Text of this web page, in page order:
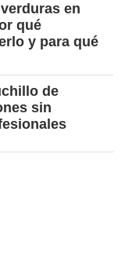
en
qué
y para qué
de
sin